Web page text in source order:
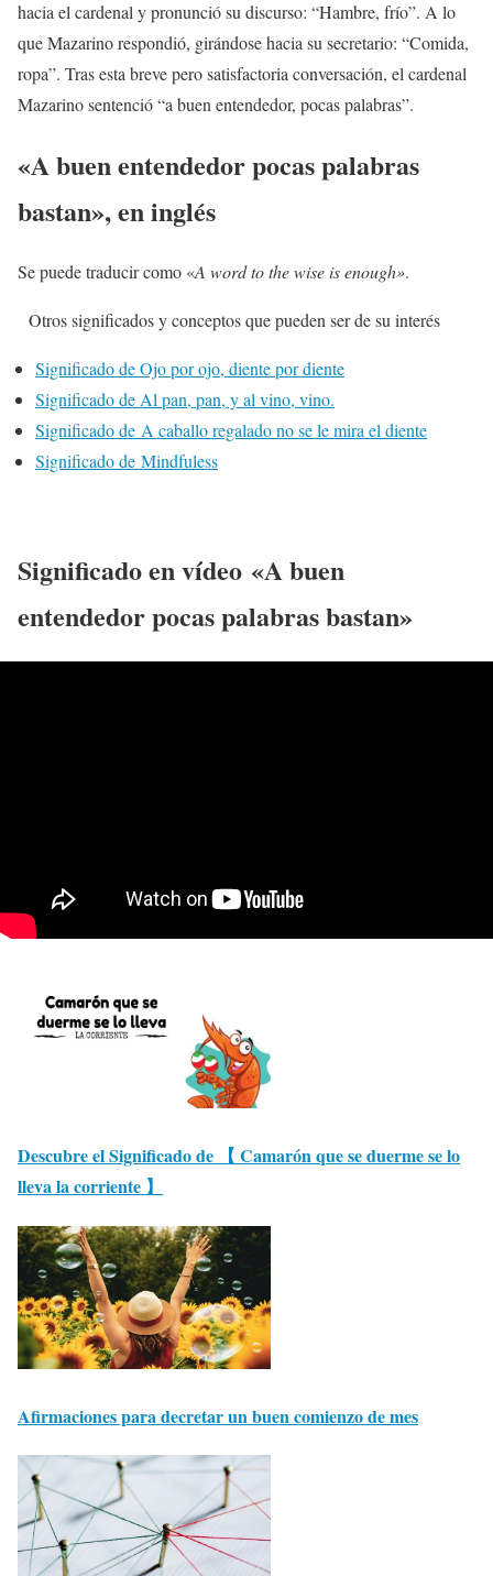
hacia el cardenal y pronunció su discurso: “Hambre, frío”. A lo
que Mazarino respondió, girándose hacia su secretario: “Comida,
ropa”. Tras esta breve pero satisfactoria conversación, el cardenal
Mazarino sentenció “a buen entendedor, pocas palabras”.
«A buen entendedor pocas palabras
bastan», en inglés
Se puede traducir como «A word to the wise is enough».
Otros significados y conceptos que pueden ser de su interés
Significado de Ojo por ojo, diente por diente
Significado de Al pan, pan, y al vino, vino.
Significado de A caballo regalado no se le mira el diente
Significado de Mindfuless
Significado en vídeo «A buen
entendedor pocas palabras bastan»
Descubre el Significado de 【 Camarón que se duerme se lo
lleva la corriente 】
Afirmaciones para decretar un buen comienzo de mes